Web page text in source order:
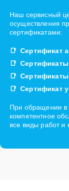
Наш сервисный
осуществления
сертификатами:
Сертификат
Сертификат
При обращении в
компетентное
все виды работ и